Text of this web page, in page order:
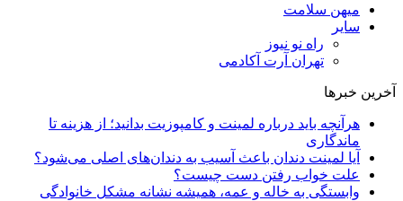
میهن سلامت
سایر
راه نو نیوز
تهران آرت آکادمی
آخرین خبرها
هرآنچه باید درباره لمینت و کامپوزیت بدانید؛ از هزینه تا
ماندگاری
آیا لمینت دندان باعث آسیب به دندان‌های اصلی می‌شود؟
علت خواب رفتن دست چیست؟
وابستگی به خاله و عمه، همیشه نشانه مشکل خانوادگی